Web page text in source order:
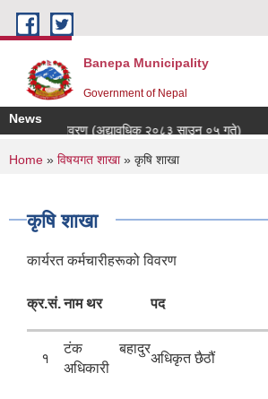
Skip to main content
Banepa Municipality
Government of Nepal
News
विवरण (अद्यावधिक २०८३ साउन ०५ गते)
You are here
Home » विषयगत शाखा» कृषि शाखा
कृषि शाखा
कार्यरत कर्मचारीहरूको विवरण
क्र.सं.नाम थर पद
१
टंक बहादुर
अधिकारी
अधिकृत छैठौं